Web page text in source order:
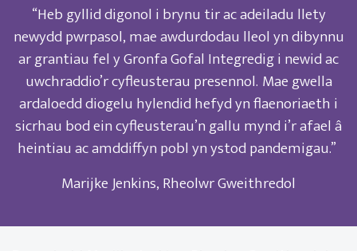
“Heb gyllid digonol i brynu tir ac adeiladu llety
newydd pwrpasol, mae awdurdodau lleol yn dibynnu
ar grantiau fel y Gronfa Gofal Integredig i newid ac
uwchraddio’r cyfleusterau presennol. Mae gwella
ardaloedd diogelu hylendid hefyd yn flaenoriaeth i
sicrhau bod ein cyfleusterau’n gallu mynd i’r afael â
heintiau ac amddiffyn pobl yn ystod pandemigau.”
Marijke Jenkins, Rheolwr Gweithredol